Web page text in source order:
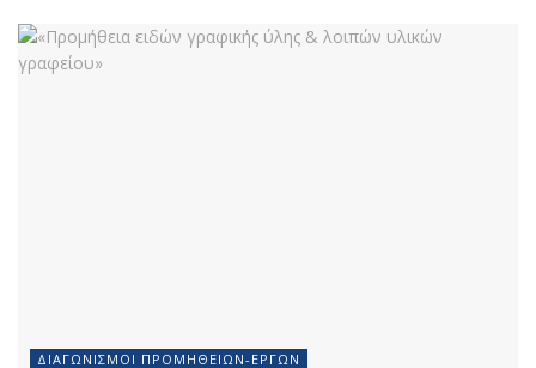
ΔΙΑΓΩΝΙΣΜΟΊ ΠΡΟΜΗΘΕΙΏΝ-ΈΡΓΩΝ